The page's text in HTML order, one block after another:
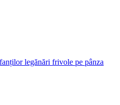
legănări frivole pe pânza